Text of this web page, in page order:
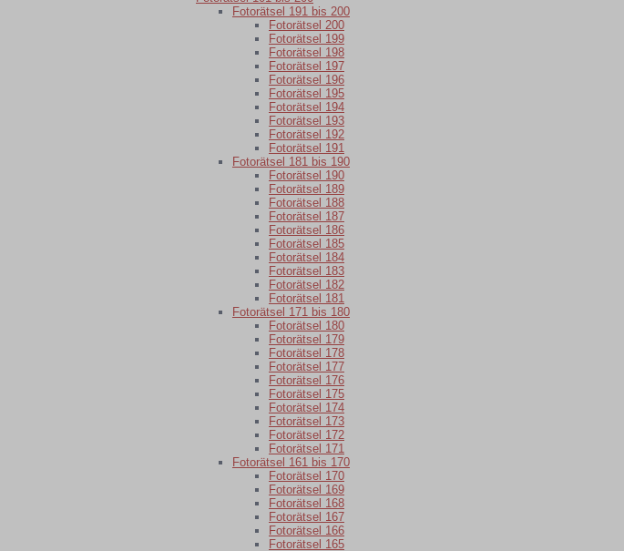
Fotorätsel 191 bis 200
Fotorätsel 200
Fotorätsel 199
Fotorätsel 198
Fotorätsel 197
Fotorätsel 196
Fotorätsel 195
Fotorätsel 194
Fotorätsel 193
Fotorätsel 192
Fotorätsel 191
Fotorätsel 181 bis 190
Fotorätsel 190
Fotorätsel 189
Fotorätsel 188
Fotorätsel 187
Fotorätsel 186
Fotorätsel 185
Fotorätsel 184
Fotorätsel 183
Fotorätsel 182
Fotorätsel 181
Fotorätsel 171 bis 180
Fotorätsel 180
Fotorätsel 179
Fotorätsel 178
Fotorätsel 177
Fotorätsel 176
Fotorätsel 175
Fotorätsel 174
Fotorätsel 173
Fotorätsel 172
Fotorätsel 171
Fotorätsel 161 bis 170
Fotorätsel 170
Fotorätsel 169
Fotorätsel 168
Fotorätsel 167
Fotorätsel 166
Fotorätsel 165